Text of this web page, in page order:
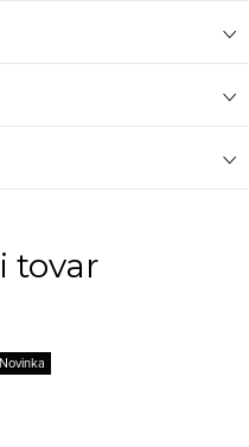
tovar
Novinka